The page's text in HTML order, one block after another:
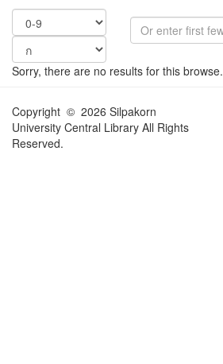
Sorry, there are no results for this browse.
Copyright © 2026 Silpakorn
University Central Library All Rights
Reserved.